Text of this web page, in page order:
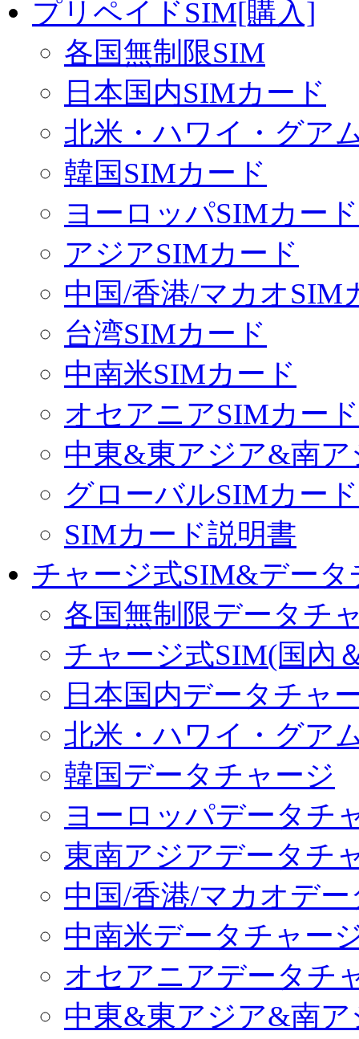
プリペイドSIM[購入]
各国無制限SIM
日本国内SIMカード
北米・ハワイ・グア
韓国SIMカード
ヨーロッパSIMカード
アジアSIMカード
中国/香港/マカオSIM
台湾SIMカード
中南米SIMカード
オセアニアSIMカード
中東&東アジア&南
グローバルSIMカード
SIMカード説明書
チャージ式SIM&デー
各国無制限データチ
チャージ式SIM(国內
日本国内データチャ
北米・ハワイ・グア
韓国データチャージ
ヨーロッパデータチ
東南アジアデータチ
中国/香港/マカオデ
中南米データチャー
オセアニアデータチ
中東&東アジア&南